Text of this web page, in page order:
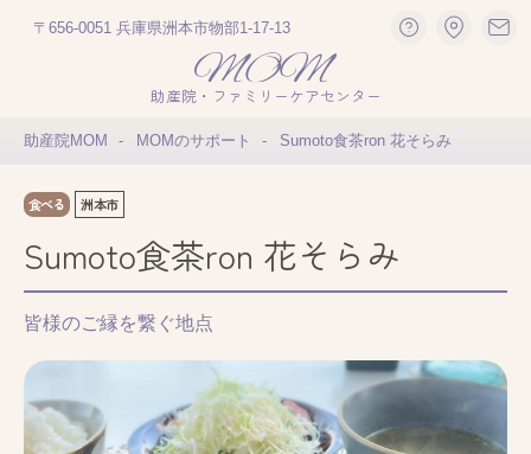
〒656-0051 兵庫県洲本市物部1-17-13
助産院・ファミリーケアセンター
助産院MOM MOMのサポート Sumoto食茶ron 花そらみ
食べる 洲本市
Sumoto食茶ron 花そらみ
皆様のご縁を繋ぐ地点